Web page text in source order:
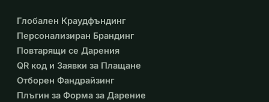
Глобален Краудфъндинг
Персонализиран Брандинг
Повтарящи се Дарения
QR код и Заявки за Плащане
Отборен Фандрайзинг
Плъгин за Форма за Дарение